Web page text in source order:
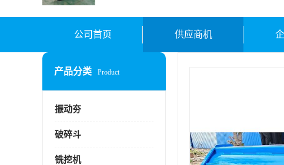
公司首页 供应商机
产品分类 Product
振动夯
破碎斗
铣挖机